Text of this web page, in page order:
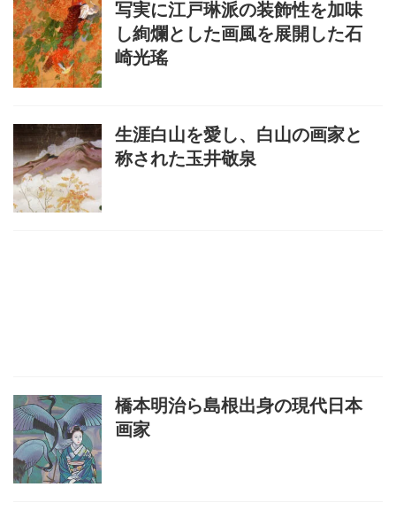
写実に江戸琳派の装飾性を加味
し絢爛とした画風を展開した石
崎光瑤
生涯白山を愛し、白山の画家と
称された玉井敬泉
橋本明治ら島根出身の現代日本
画家